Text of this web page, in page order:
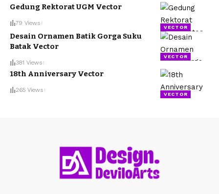
VECTOR
Gedung Rektorat UGM Vector
79 Views
VECTOR
Desain Ornamen Batik Gorga Suku
Batak Vector
381 Views
VECTOR
18th Anniversary Vector
265 Views